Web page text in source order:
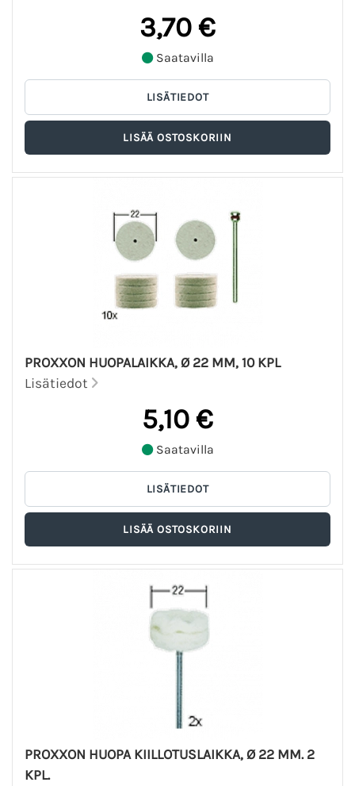
3,70 €
Saatavilla
PROXXON HUOPALAIKKA, Ø 22 MM, 10 KPL
Lisätiedot
5,10 €
Saatavilla
PROXXON HUOPA KIILLOTUSLAIKKA, Ø 22 MM. 2
KPL.